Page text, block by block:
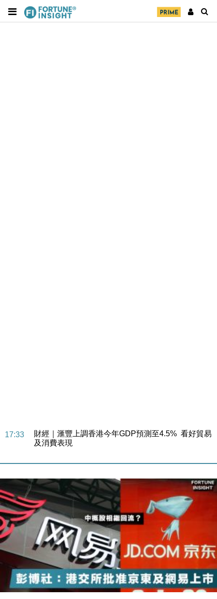
16:47
本地｜假冒內地執法人員要求交「保證金」 43歲女子
損失近6900萬元
15:47
財經｜恒隆10月換帥 玩具「反」斗城亞洲CEO蔡德
粦接任
15:11
財經｜韓股反覆波動收跌 連挫7周創逾3年最長跌勢
13:44
財經｜內地7月美元計價出口增近24%勝預期 貿易順
差達1125億美元
12:44
財經｜日本春季三度入市撐日圓 4月單日斥6.28萬億
日圓干預創新高
11:12
國際｜特朗普料美伊戰事快結束 承認部分彈藥庫存緊
張